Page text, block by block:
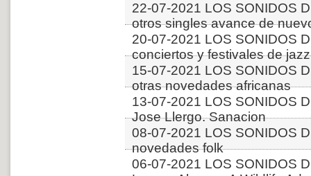
22-07-2021 LOS SONIDOS
otros singles avance de
20-07-2021 LOS SONIDOS
conciertos y festivales de
15-07-2021 LOS SONIDOS
otras novedades africanas
13-07-2021 LOS SONIDOS
Jose Llergo. Sanacion
08-07-2021 LOS SONIDOS
novedades folk
06-07-2021 LOS SONIDOS